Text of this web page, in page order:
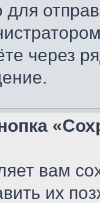
через
вам
их